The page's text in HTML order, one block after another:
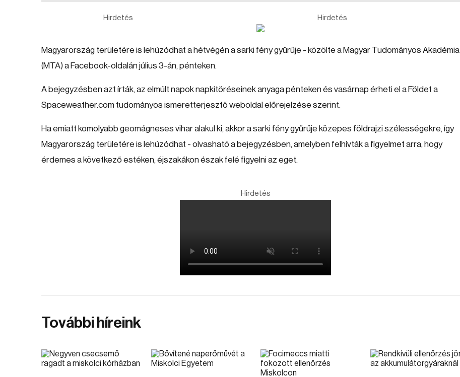
Hirdetés Hirdetés
Magyarország területére is lehúzódhat a hétvégén a sarki fény gyűrűje - közölte a Magyar Tudományos Akadémia
(MTA) a Facebook-oldalán július 3-án, pénteken.
A bejegyzésben azt írták, az elmúlt napok napkitöréseinek anyaga pénteken és vasárnap érheti el a Földet a
Spaceweather.com tudományos ismeretterjesztő weboldal előrejelzése szerint.
Ha emiatt komolyabb geomágneses vihar alakul ki, akkor a sarki fény gyűrűje közepes földrajzi szélességekre, így
Magyarország területére is lehúzódhat - olvasható a bejegyzésben, amelyben felhívták a figyelmet arra, hogy
érdemes a következő estéken, éjszakákon észak felé figyelni az eget.
Hirdetés
További híreink